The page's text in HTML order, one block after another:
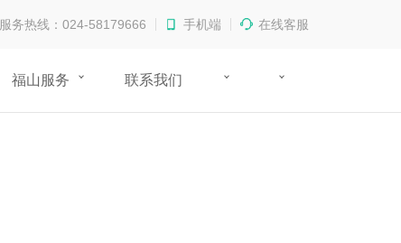
服务热线：024-58179666 手机端 在线客服
福山服务 联系我们